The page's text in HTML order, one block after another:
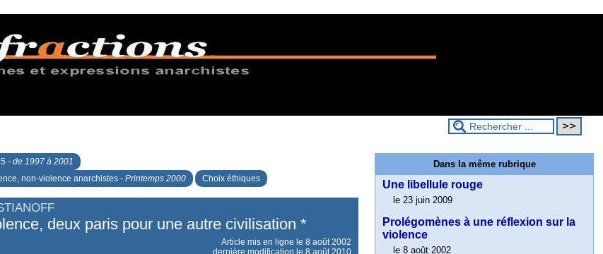
- de 1997 à 2001
non-violence anarchistes - Printemps 2000 Choix éthiques
deux paris pour une autre civilisation *
Article mis en ligne le 8 août 2002
dernière modification le 8 août 2010
Dans la même rubrique
Une libellule rouge
le 23 juin 2009
Prolégomènes à une réflexion sur la
violence
le 8 août 2002